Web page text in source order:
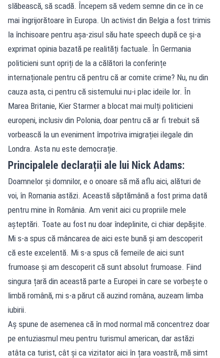
slăbească, să scadă. Începem să vedem semne din ce în ce
mai îngrijorătoare în Europa. Un activist din Belgia a fost trimis
la închisoare pentru așa-zisul său hate speech după ce și-a
exprimat opinia bazată pe realități factuale. În Germania
politicieni sunt opriți de la a călători la conferințe
internaționale pentru că pentru că ar comite crime? Nu, nu din
cauza asta, ci pentru că sistemului nu-i plac ideile lor. În
Marea Britanie, Kier Starmer a blocat mai mulți politicieni
europeni, inclusiv din Polonia, doar pentru că ar fi trebuit să
vorbească la un eveniment împotriva imigrației ilegale din
Londra. Asta nu este democrație.
Principalele declarații ale lui Nick Adams:
Doamnelor și domnilor, e o onoare să mă aflu aici, alături de
voi, în Romania astăzi. Această săptămână a fost prima dată
pentru mine în România. Am venit aici cu propriile mele
așteptări. Toate au fost nu doar îndeplinite, ci chiar depășite.
Mi s-a spus că mâncarea de aici este bună și am descoperit
că este excelentă. Mi s-a spus că femeile de aici sunt
frumoase și am descoperit că sunt absolut frumoase. Fiind
singura țară din această parte a Europei în care se vorbește o
limbă română, mi s-a părut că auzind româna, auzeam limba
iubirii.
Aș spune de asemenea că în mod normal mă concentrez doar
pe entuziasmul meu pentru turismul american, dar astăzi
atâta ca turist, cât și ca vizitator aici în țara voastră, mă simt